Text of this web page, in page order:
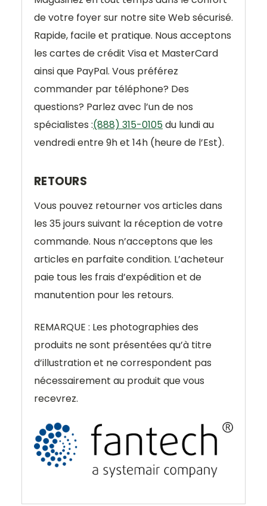
de votre foyer sur notre site Web sécurisé.
Rapide, facile et pratique. Nous acceptons
les cartes de crédit Visa et MasterCard
ainsi que PayPal. Vous préférez
commander par téléphone? Des
questions? Parlez avec l’un de nos
spécialistes :(888) 315-0105du lundi au
vendredi entre 9h et 14h (heure de l’Est).
RETOURS
Vous pouvez retourner vos articles dans
les 35 jours suivant la réception de votre
commande. Nous n’acceptons que les
articles en parfaite condition. L’acheteur
paie tous les frais d’expédition et de
manutention pour les retours.
REMARQUE : Les photographies des
produits ne sont présentées qu’à titre
d’illustration et ne correspondent pas
nécessairement au produit que vous
recevrez.